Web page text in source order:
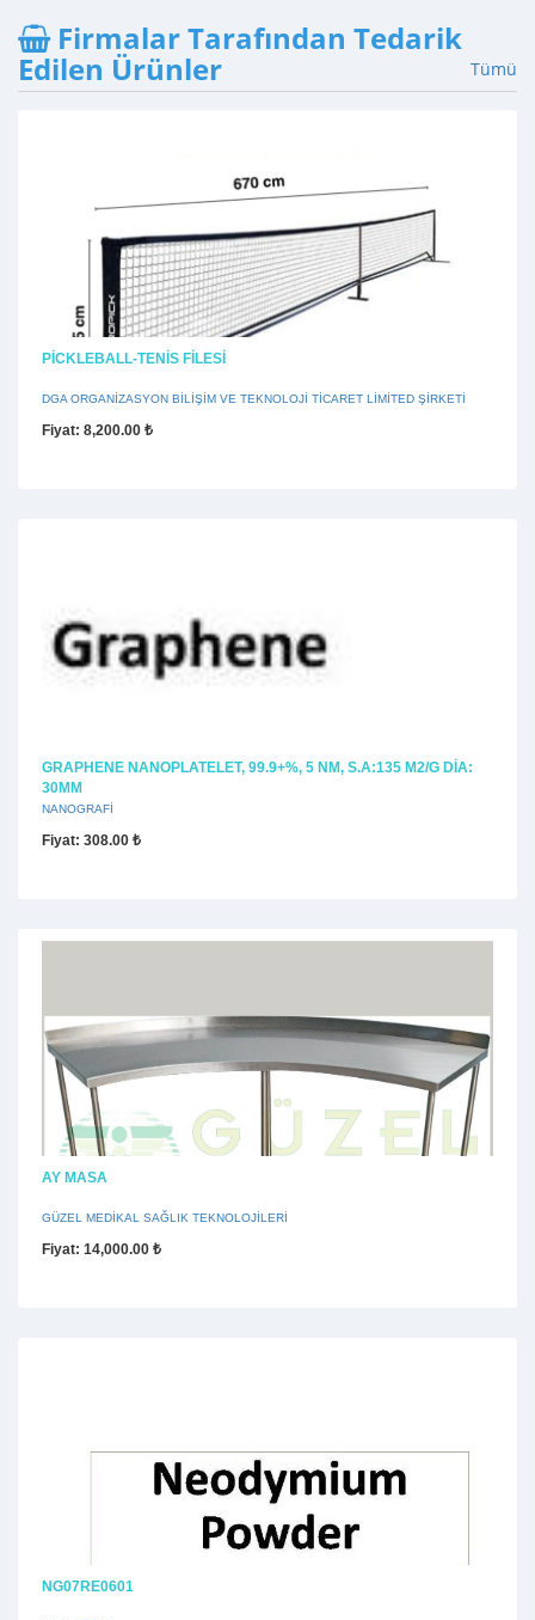
Firmalar Tarafından Tedarik
Edilen Ürünler Tümü
PICKLEBALL-TENIS FILESI
DGA ORGANİZASYON BİLİŞİM VE TEKNOLOJİ TİCARET LİMİTED ŞİRKETİ
Fiyat: 8,200.00 ₺
GRAPHENE NANOPLATELET, 99.9+%, 5 NM, S.A:135 M2/G DIA:
30ΜM
NANOGRAFİ
Fiyat: 308.00 ₺
AY MASA
GÜZEL MEDİKAL SAĞLIK TEKNOLOJİLERİ
Fiyat: 14,000.00 ₺
NG07RE0601